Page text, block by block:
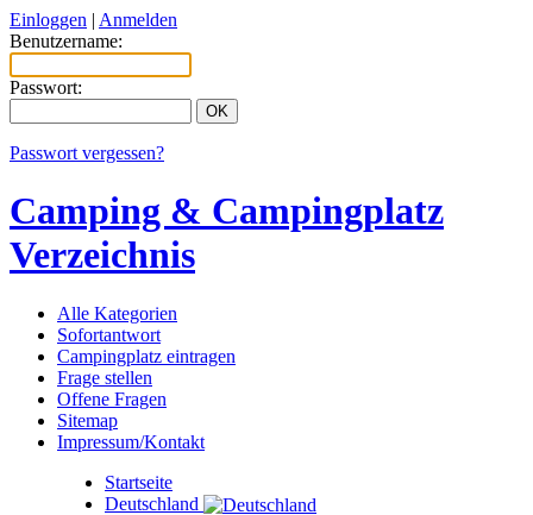
Einloggen | Anmelden
Benutzername:
Passwort:
Passwort vergessen?
Camping & Campingplatz
Verzeichnis
Alle Kategorien
Sofortantwort
Campingplatz eintragen
Frage stellen
Offene Fragen
Sitemap
Impressum/Kontakt
Startseite
Deutschland